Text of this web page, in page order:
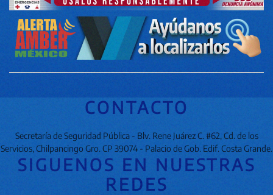
CONTACTO
Secretaría de Seguridad Pública - Blv. Rene Juárez C. #62, Cd. de los
Servicios, Chilpancingo Gro. CP 39074 - Palacio de Gob. Edif. Costa Grande.
SIGUENOS EN NUESTRAS
REDES